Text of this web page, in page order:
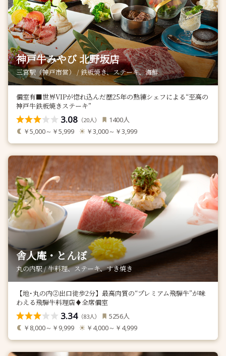
神戸牛みやび 北野坂店
三宮駅（神戸市営） / 鉄板焼き、ステーキ、海鮮
個室有■世界VIPが惚れ込んだ歴25年の熟練シェフによる“至高の
神戸牛鉄板焼きステーキ”
3.08 （20人） 1400人
￥5,000～￥5,999 ￥3,000～￥3,999
舎人庵・とんぼ
丸の内駅 / 牛料理、ステーキ、すき焼き
【地･丸の内②出口徒歩2分】最高肉質の“プレミアム飛騨牛”が味
わえる飛騨牛料理店♦全席個室
3.34（83人） 5256人
￥8,000～￥9,999 ￥4,000～￥4,999